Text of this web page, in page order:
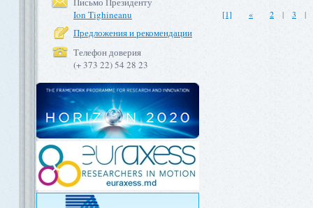
Ion Tighineanu
Предложения и рекомендации
Телефон доверия
(+ 373 22) 54 28 23
[1] « 2 | 3